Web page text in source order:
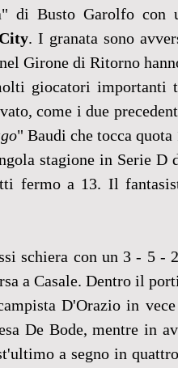
di Busto Garolfo con
. I granata sono
Girone di Ritorno
giocatori
come i due
" Baudi che tocca
stagione in Serie D
fermo a 13. Il
schiera con un 3 - 5 -
a Casale. Dentro il
D'Orazio in
De Bode, mentre in
a segno in